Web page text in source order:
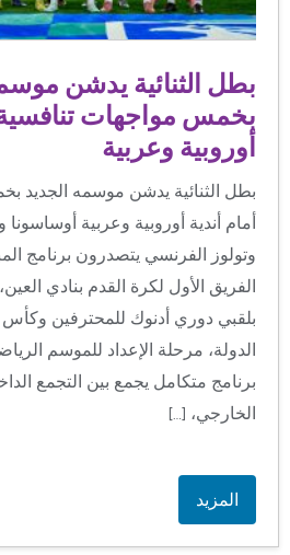
بطل الثنائية يدشن
بخمس مواجهات تنافسية
أوروبية وعربية
بطل الثنائية يدشن موسمه الجديد
أمام أندية أوروبية وعربية أوساسونا
وتولوز الفرنسي يتصدرون برنامج
الفريق الأول لكرة القدم بنادي
بلقبي دوري أدنوك للمحترفين
برنامج متكامل يجمع بين التجمع
الخارجي، […]
المزيد